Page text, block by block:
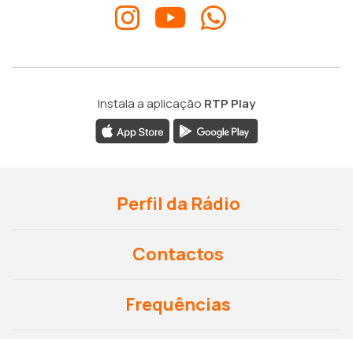
Instala a aplicação RTP Play
Perfil da Rádio
Contactos
Frequências